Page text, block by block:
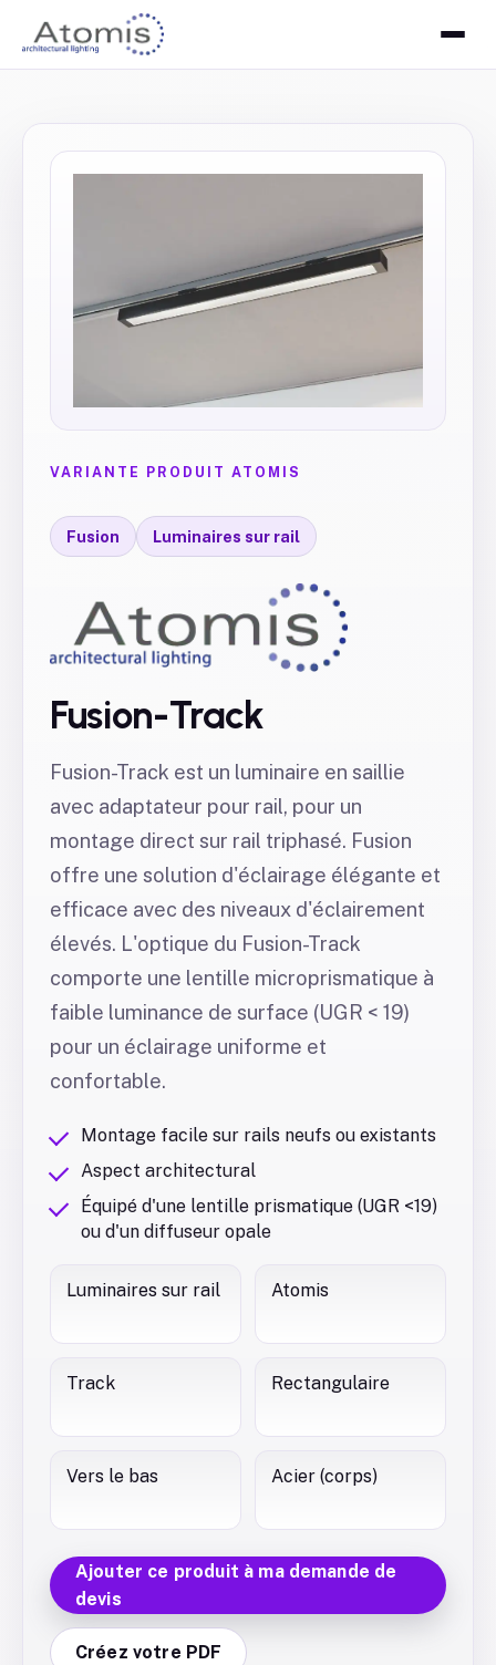
VARIANTE PRODUIT ATOMIS
Fusion Luminaires sur rail
Fusion-Track
Fusion-Track est un luminaire en saillie
avec adaptateur pour rail, pour un
montage direct sur rail triphasé. Fusion
offre une solution d'éclairage élégante et
efficace avec des niveaux d'éclairement
élevés. L'optique du Fusion-Track
comporte une lentille microprismatique à
faible luminance de surface (UGR < 19)
pour un éclairage uniforme et
confortable.
Montage facile sur rails neufs ou existants
Aspect architectural
Équipé d'une lentille prismatique (UGR <19)
ou d'un diffuseur opale
Luminaires sur rail Atomis
Track Rectangulaire
Vers le bas Acier (corps)
Ajouter ce produit à ma demande de
devis
Créez votre PDF